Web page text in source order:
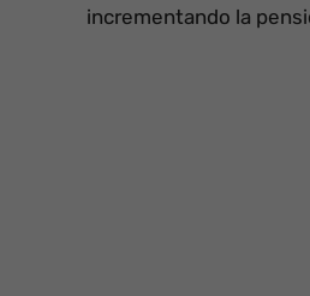
incrementando la